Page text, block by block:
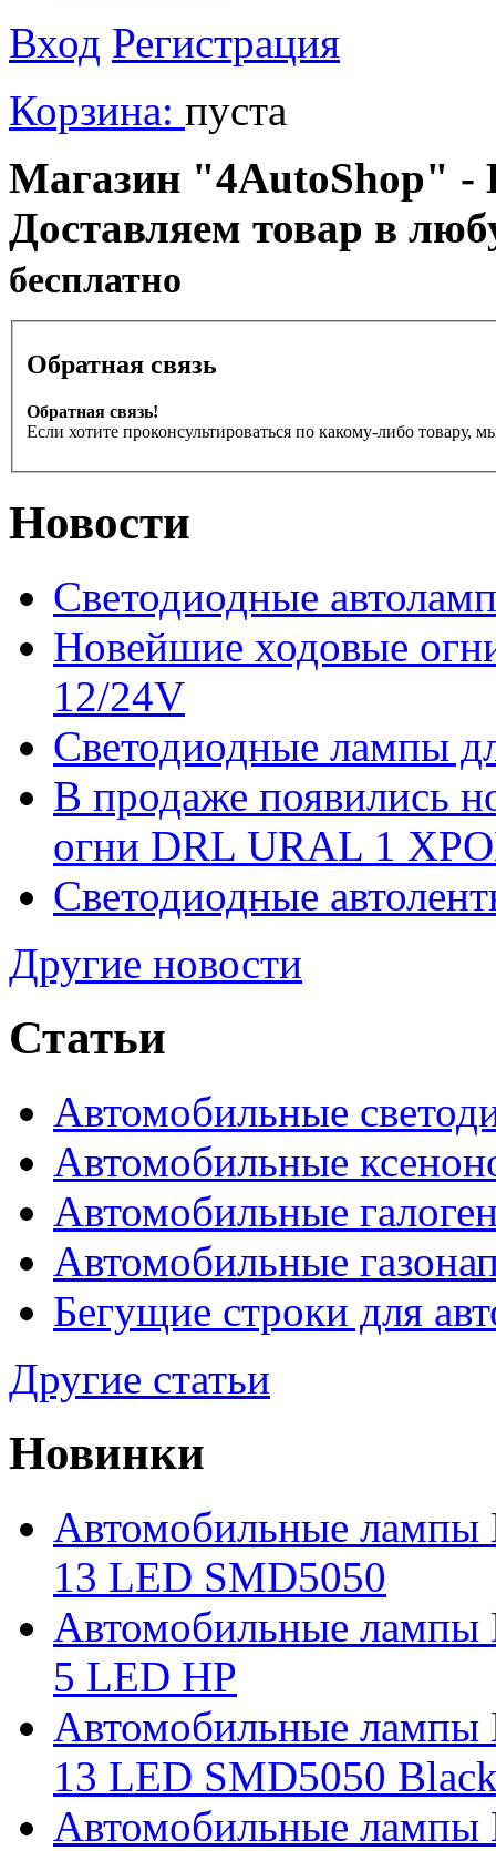
Вход Регистрация
Корзина: пуста
Магазин "4AutoShop" -
Доставляем товар в
бесплатно
Обратная связь
Обратная связь!
Если хотите проконсультироваться по какому-либо товару,
Новости
Светодиодные
Новейшие ходовые
12/24V
Светодиодные лампы
В продаже появились
огни DRL URAL 1
Светодиодные
Другие новости
Статьи
Автомобильные
Автомобильные
Автомобильные
Автомобильные
Бегущие строки для
Другие статьи
Новинки
Автомобильные лампы
13 LED SMD5050
Автомобильные лампы
5 LED HP
Автомобильные лампы
13 LED SMD5050
Автомобильные лампы